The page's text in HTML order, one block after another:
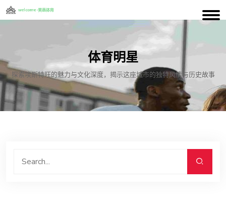
体育明星
探索埃斯特旺的魅力与文化深度，揭示这座城市的独特风情与历史故事